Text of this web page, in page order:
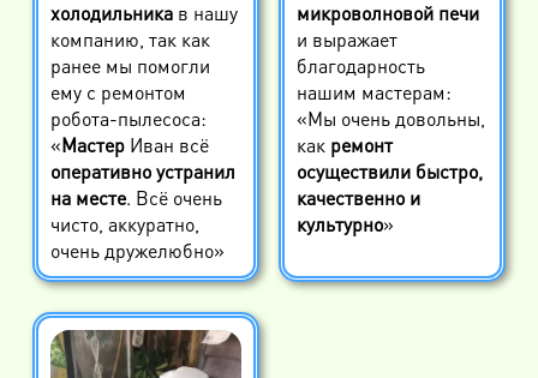
холодильникав нашу
компанию, так как
ранее мы помогли
ему с ремонтом
робота-пылесоса:
«МастерИван всё
оперативно устранил
на месте. Всё очень
чисто, аккуратно,
очень дружелюбно»
микроволновой печи
и выражает
благодарность
нашим мастерам:
«Мы очень довольны,
как ремонт
осуществили быстро,
качественно и
культурно»